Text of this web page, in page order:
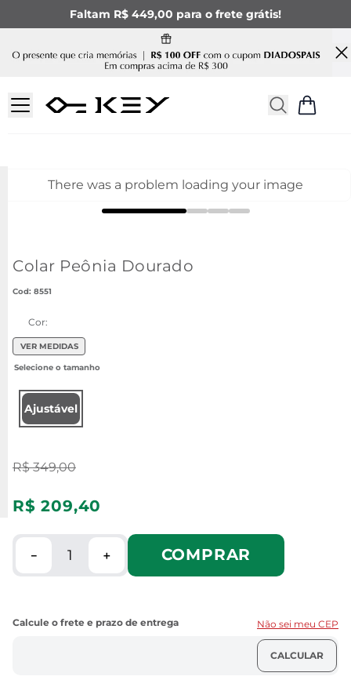
Faltam R$ 449,00 para o frete grátis!
There was a problem loading your image
Colar Peônia Dourado
: 8551
Cor:
VER MEDIDAS
Ajustável
R$ 349,00
R$ 209,40
＋
－ COMPRAR
Não sei meu CEP